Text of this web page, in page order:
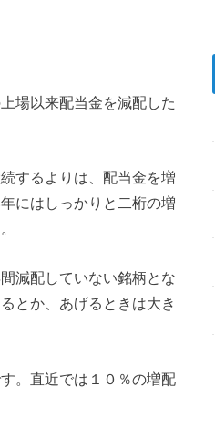
場以来配当金を減配した
するよりは、配当金を増
にはしっかりと二桁の増
減配していない銘柄とな
とか、あげるときは大き
。直近では１０％の増配